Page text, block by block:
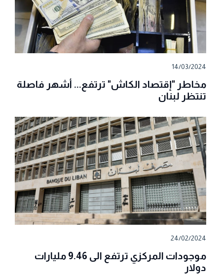
14/03/2024
مخاطر "إقتصاد الكاش" ترتفع... أشهر فاصلة
تنتظر لبنان
24/02/2024
موجودات المركزي ترتفع الى 9.46 مليارات
دولار